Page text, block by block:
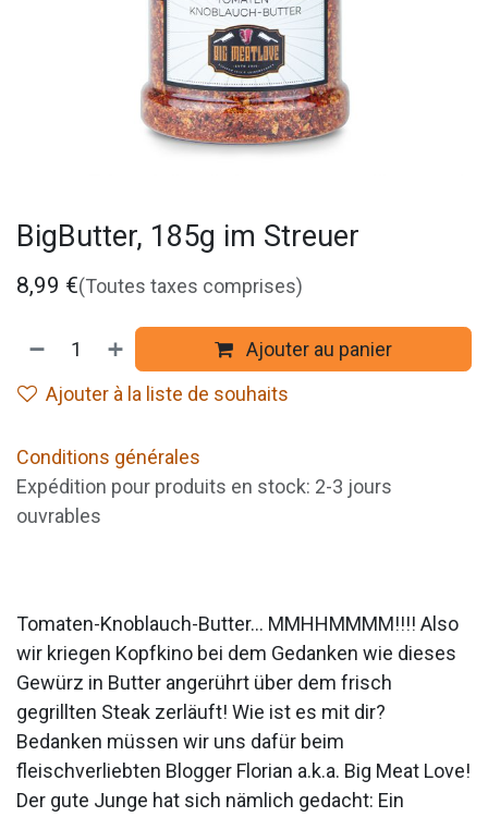
BigButter, 185g im Streuer
8,99 €(Toutes taxes comprises)
Ajouter au panier
Ajouter à la liste de souhaits
Conditions générales
Expédition pour produits en stock: 2-3 jours
ouvrables
Tomaten-Knoblauch-Butter... MMHHMMMM!!!! Also
wir kriegen Kopfkino bei dem Gedanken wie dieses
Gewürz in Butter angerührt über dem frisch
gegrillten Steak zerläuft! Wie ist es mit dir?
Bedanken müssen wir uns dafür beim
fleischverliebten Blogger Florian a.k.a. Big Meat Love!
Der gute Junge hat sich nämlich gedacht: Ein